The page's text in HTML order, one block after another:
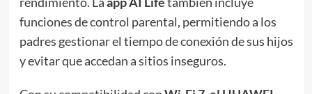
funciones de control parental, permitiendo a los
padres gestionar el tiempo de conexión de sus hijos
y evitar que accedan a sitios inseguros.